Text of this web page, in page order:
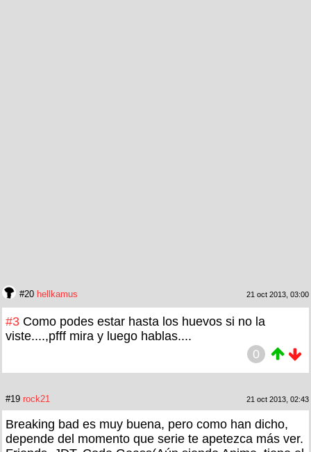
#20 hellkamus 21 oct 2013, 03:00
#3 Como podes estar hasta los huevos si no la
viste....,pfff mira y luego hablas....
0
#19 rock21 21 oct 2013, 02:43
Breaking bad es muy buena, pero como han dicho,
depende del momento que serie te apetezca más ver.